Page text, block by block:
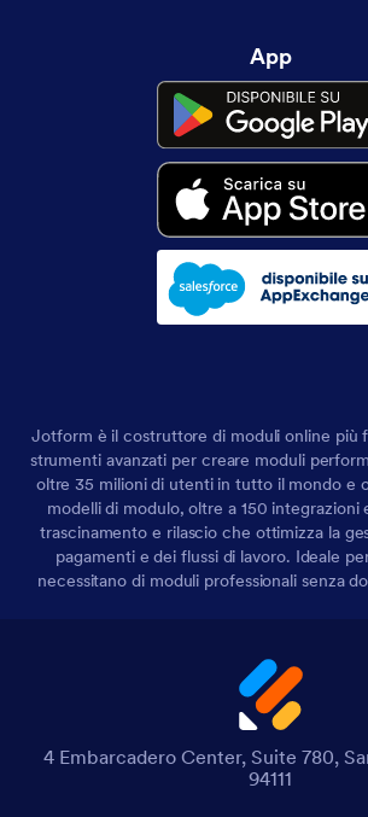
App
Jotform è il costruttore di moduli online più
strumenti avanzati per creare moduli
oltre 35 milioni di utenti in tutto il mondo e
modelli di modulo, oltre a 150 integrazioni
trascinamento e rilascio che ottimizza la
pagamenti e dei flussi di lavoro. Ideale
necessitano di moduli professionali senza
4 Embarcadero Center, Suite 780,
94111